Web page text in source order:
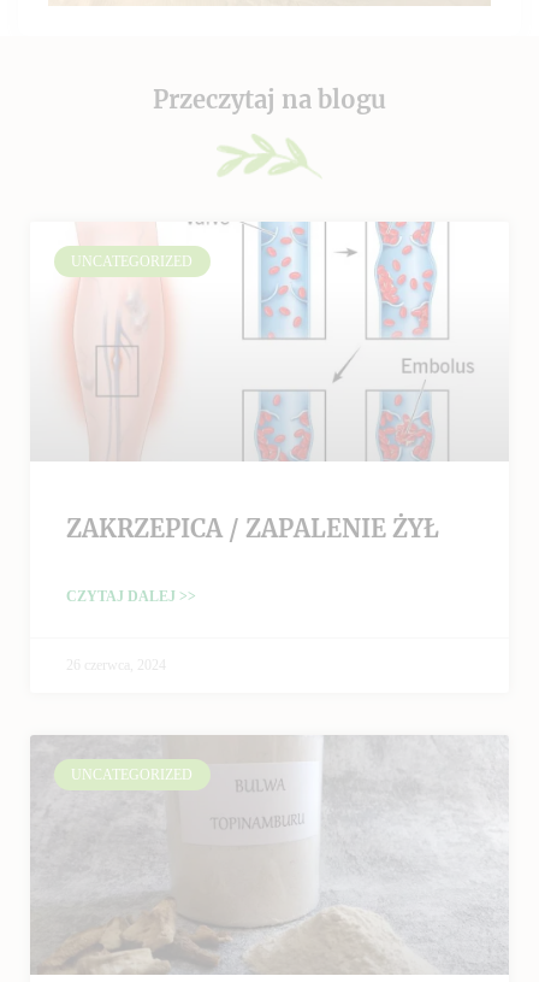
Przeczytaj na blogu
UNCATEGORIZED
ZAKRZEPICA / ZAPALENIE ŻYŁ
CZYTAJ DALEJ >>
26 czerwca, 2024
UNCATEGORIZED